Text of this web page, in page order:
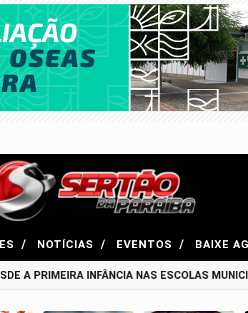
/ NOTÍCIAS / EVENTOS / BAIXE
A PRIMEIRA INFÂNCIA NAS ESCOLAS